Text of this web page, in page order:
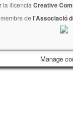
la llicencia Creative
de l'Associació
Manage